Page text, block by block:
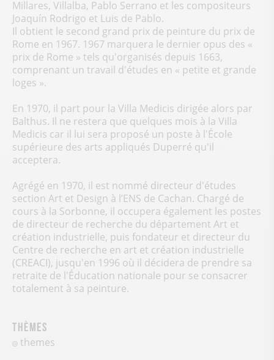
Millares, Villalba, Pablo Serrano et les compositeurs
Joaquín Rodrigo et Luis de Pablo.
Il obtient le second grand prix de peinture du prix de
Rome en 1967. 1967 marquera le dernier opus des «
prix de Rome » tels qu'organisés depuis 1663,
comprenant un travail d'études en « petite et grande
loges ».
En 1970, il part pour la Villa Medicis dirigée alors par
Balthus. Il ne restera que quelques mois à la Villa
Medicis car il lui sera proposé un poste à l'École
supérieure des arts appliqués Duperré qu'il
acceptera.
Agrégé en 1970, il est nommé directeur d'études
section Art et Design à l’ENS de Cachan. Chargé de
cours à la Sorbonne, il occupera également les postes
de directeur de recherche du département Art et
création industrielle, puis fondateur et directeur du
Centre de recherche en art et création industrielle
(CREACI), jusqu'en 1996 où il décidera de prendre sa
retraite de l'Éducation nationale pour se consacrer
totalement à sa peinture.
Thèmes
themes